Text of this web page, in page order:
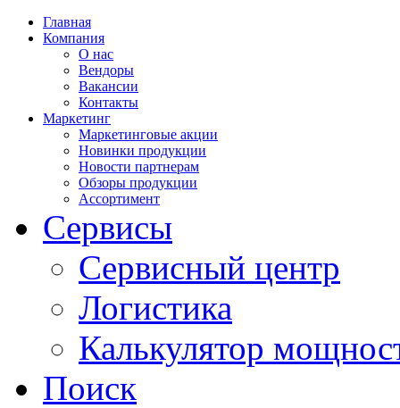
Главная
Компания
О нас
Вендоры
Вакансии
Контакты
Маркетинг
Маркетинговые акции
Новинки продукции
Новости партнерам
Обзоры продукции
Ассортимент
Сервисы
Сервисный центр
Логистика
Калькулятор
Поиск